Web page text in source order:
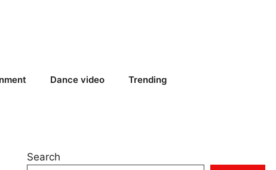
Dance video Trending
Search